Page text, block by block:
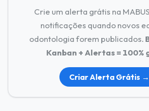
Crie um alerta grátis na
notificações quando novos
odontologia forem publicados.
Kanban + Alertas = 100%
Criar Alerta Grátis →